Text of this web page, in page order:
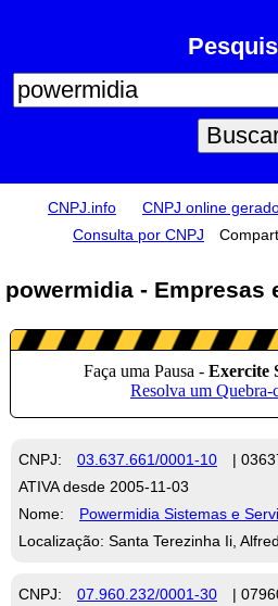
CNPJ.info CNPJ online
Consulta por CNPJ
powermidia - Empresas
CNPJ: 03.637.661/0001-10
|
ATIVA desde 2005-11-03
Nome:
Powermidia Sistemas e
Localização: Santa Terezinha Ii,
CNPJ: 07.960.232/0001-30
|